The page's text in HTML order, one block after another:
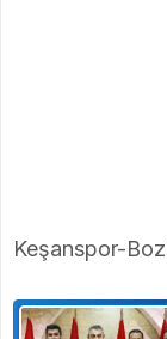
Keşanspor-